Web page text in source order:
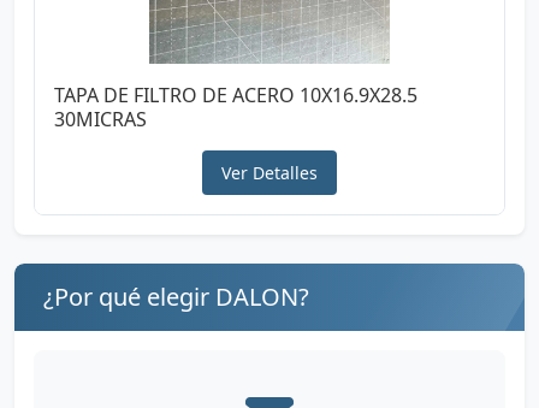
TAPA DE FILTRO DE ACERO 10X16.9X28.5
30MICRAS
Ver Detalles
¿Por qué elegir DALON?